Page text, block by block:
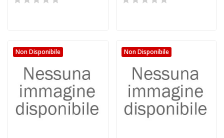
Non Disponibile Non Disponibile